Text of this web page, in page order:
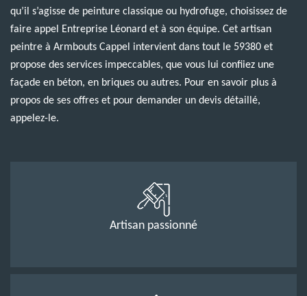
qu’il s’agisse de peinture classique ou hydrofuge, choisissez de
faire appel Entreprise Léonard et à son équipe. Cet artisan
peintre à Armbouts Cappel intervient dans tout le 59380 et
propose des services impeccables, que vous lui confiiez une
façade en béton, en briques ou autres. Pour en savoir plus à
propos de ses offres et pour demander un devis détaillé,
appelez-le.
Artisan passionné